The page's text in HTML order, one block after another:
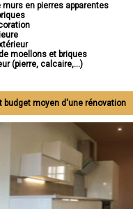
murs en pierres apparentes
moellons et briques
(pierre, calcaire,...)
budget moyen d'une rénovation